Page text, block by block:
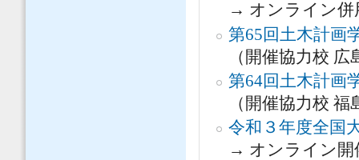
→ オンライン併
第65回土木計画
（開催協力校 広
第64回土木計画
（開催協力校 福
令和３年度全国
→ オンライン開